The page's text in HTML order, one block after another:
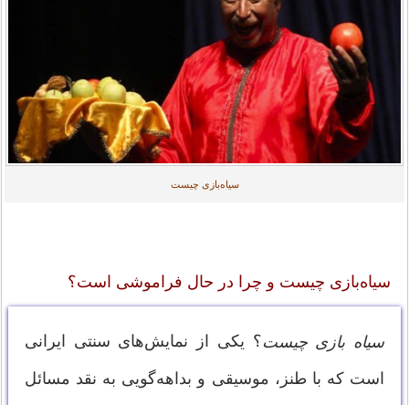
سیاه‌بازی چیست
سیاه‌بازی چیست و چرا در حال فراموشی است؟
سیاه بازی چیست؟ یکی از نمایش‌های سنتی ایرانی
است که با طنز، موسیقی و بداهه‌گویی به نقد مسائل